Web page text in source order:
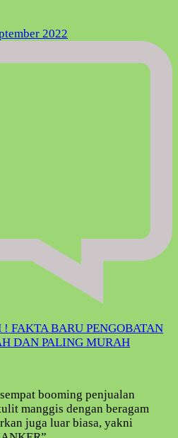
2022
FAKTA BARU PENGOBATAN
DAN PALING MURAH
booming penjualan
manggis dengan beragam
juga luar biasa, yakni